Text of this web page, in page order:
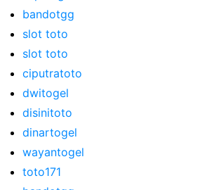
bandotgg
slot toto
slot toto
ciputratoto
dwitogel
disinitoto
dinartogel
wayantogel
toto171